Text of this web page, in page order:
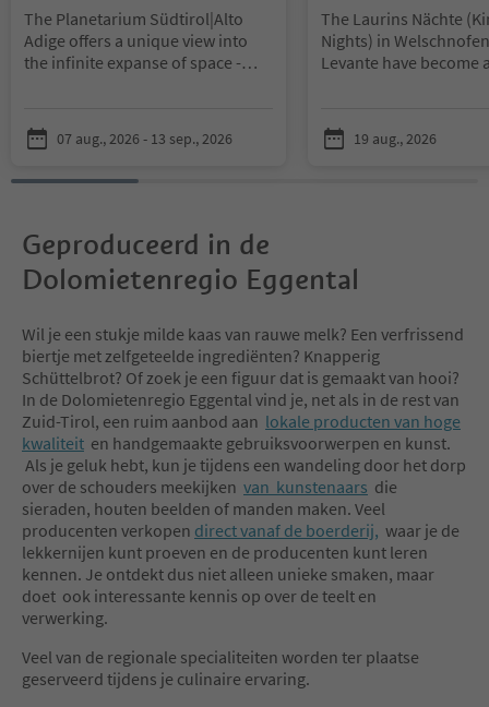
The Planetarium Südtirol|Alto
Adige offers a unique view into
the infinite expanse of space -
exciting experiences.
Under the dome of the
wonders of our solar system and
distant galaxies to life. Thrilling
shows, accompanied by
breathtaking visualizations and
thrilling soundscapes, will whisk
you away to new worlds.
Accompanied by experts and with
clear explanations, you will gain
insights into the secrets of stars,
planets, and black holes.
Whether you are interested in
astronomy or simply want to
enjoy the beauty of the starry sky,
the Planetarium Südtirol|Alto
Adige presents a varied program
that will delight young and old
alike.
Click here for the current weekly
programme and find out more
about the exact content of each
presentation.
07 aug., 2026 - 13 sep., 2026
The Laurins Nächte
Nights) in
Levante have become
Now in their 25th
magical summer
Under the starry sky of
can indulge in
handmade
shopping, artistic
entertainment for all
enchanting live music.
And when the sun
Rosengarten |
fiery red, the legend of
Laurin comes to life -
within reach.
Dirndl and Lederhose
(traditional South
____
19 aug., 2026
Geproduceerd in de
Dolomietenregio Eggental
Wil je een stukje milde kaas van rauwe melk? Een verfrissend
biertje met zelfgeteelde ingrediënten? Knapperig
Schüttelbrot? Of zoek je een figuur dat is gemaakt van hooi?
In de Dolomietenregio Eggental vind je, net als in de rest van
Zuid-Tirol, een ruim aanbod aan lokale producten van hoge
kwaliteit en handgemaakte gebruiksvoorwerpen en kunst.
Als je geluk hebt, kun je tijdens een wandeling door het dorp
over de schouders meekijken van kunstenaars die
sieraden, houten beelden of manden maken. Veel
producenten verkopen direct vanaf de boerderij, waar je de
lekkernijen kunt proeven en de producenten kunt leren
kennen. Je ontdekt dus niet alleen unieke smaken, maar
doet ook interessante kennis op over de teelt en
verwerking.
Veel van de regionale specialiteiten worden ter plaatse
geserveerd tijdens je culinaire ervaring.